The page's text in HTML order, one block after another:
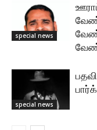
special news
special news